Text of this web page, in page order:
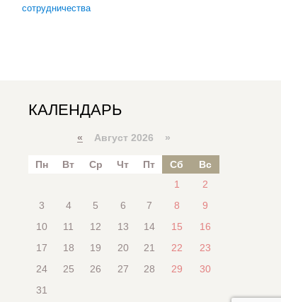
сотрудничества
КАЛЕНДАРЬ
« Август 2026 »
Пн Вт Ср Чт Пт Сб
Вс
1
2
3
4 5 6 7 8
9
10
11 12 13 14 15
16
17
18 19 20 21 22
23
24
25 26 27 28 29
30
31